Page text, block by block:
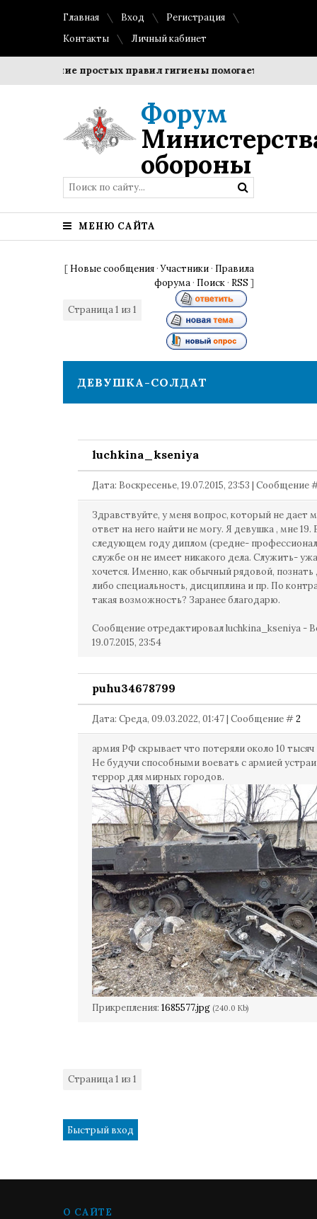
Главная Вход
Регистрация
Контакты
Личный кабинет
простых правил гигиены помогает сохранить
Форум
обороны
МЕНЮ САЙТА
[ Новые сообщения ·Участники · Правила
форума · Поиск · RSS ]
Страница1 из 1
ДЕВУШКА-СОЛДАТ
luchkina_kseniya
Дата: Воскресенье, 19.07.2015, 23:53 | Сообщение
Здравствуйте, у меня вопрос, который не дает
ответ на него найти не могу. Я девушка , мне 19.
следующем году диплом (средне-
службе он не имеет никакого дела. Служить-
хочется. Именно, как обычный рядовой, познать
либо специальность, дисциплина и пр. По
такая возможность? Заранее благодарю.
Сообщение отредактировалluchkina_kseniya -
19.07.2015, 23:54
puhu34678799
Дата: Среда, 09.03.2022, 01:47 | Сообщение #2
армия РФ скрывает что потеряли около 10 тысяч
Не будучи способными воевать с армией
террор для мирных городов.
Прикрепления: 1685577.jpg (240.0 Kb)
Страница1 из 1
О САЙТЕ